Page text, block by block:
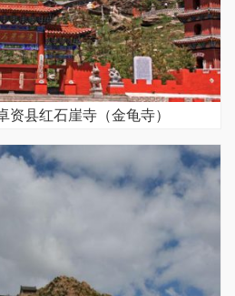
资县红石崖寺（金龟寺）